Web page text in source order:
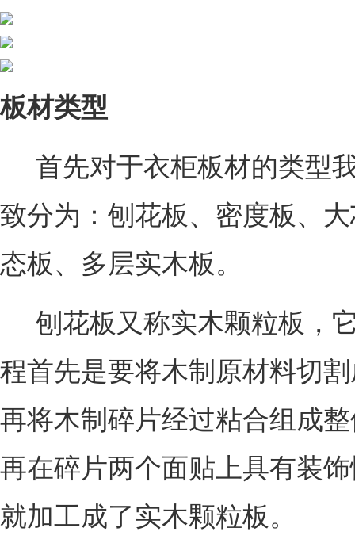
板材类型
首先对于衣柜板材的类型
致分为：刨花板、密度板、
态板、多层实木板。
刨花板又称实木颗粒板，
程首先是要将木制原材料切
再将木制碎片经过粘合组成
再在碎片两个面贴上具有装
就加工成了实木颗粒板。